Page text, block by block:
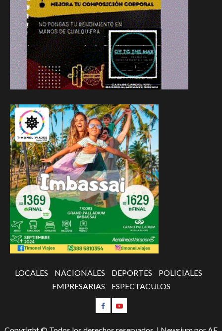
LOCALES NACIONALES DEPORTES
POLICIALES
EMPRESARIAS
ESPECTACULOS